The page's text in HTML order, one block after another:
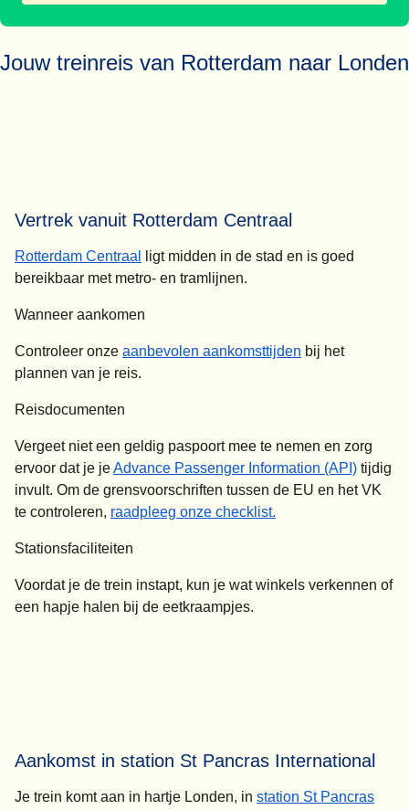
Jouw treinreis van Rotterdam naar Londen
Vertrek vanuit Rotterdam Centraal
Rotterdam Centraal
ligt midden in de stad en is goed
bereikbaar met metro- en tramlijnen.
Wanneer aankomen
Controleer onze aanbevolen aankomsttijden bij het
plannen van je reis.
Reisdocumenten
Vergeet niet een geldig paspoort mee te nemen en zorg
ervoor dat je jeAdvance Passenger Information (API) tijdig
invult. Om de grensvoorschriften tussen de EU en het VK
te controleren, raadpleeg onze checklist.
Stationsfaciliteiten
Voordat je de trein instapt, kun je wat winkels verkennen of
een hapje halen bij de eetkraampjes.
Aankomst in station St Pancras International
Je trein komt aan in hartje Londen, in station St Pancras